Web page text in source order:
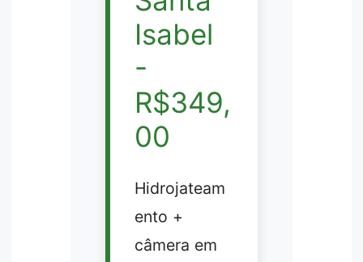
Isabel
-
R$349,
00
Hidrojateam
ento +
câmera em